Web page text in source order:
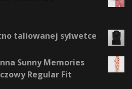
taliowanej sylwetce
Sunny Memories
Regular Fit